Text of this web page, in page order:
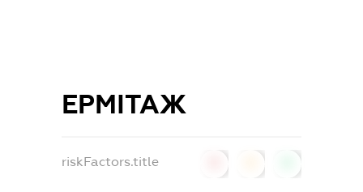
ЕРМІТАЖ
riskFactors.title